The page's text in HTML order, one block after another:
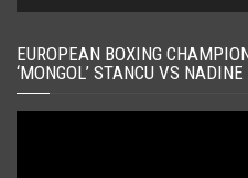
EUROPEAN BOXING
‘MONGOL’ STANCU VS